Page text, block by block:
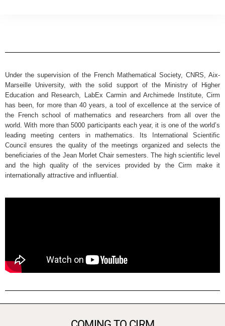
Under the supervision of the French Mathematical Society, CNRS, Aix-
Marseille University, with the solid support of the Ministry of Higher
Education and Research, LabEx Carmin and Archimede Institute, Cirm
has been, for more than 40 years, a tool of excellence at the service of
the French school of mathematics and researchers from all over the
world. With more than 5000 participants each year, it is one of the world’s
leading meeting centers in mathematics. Its International Scientific
Council ensures the quality of the meetings organized and selects the
beneficiaries of the Jean Morlet Chair semesters. The high scientific level
and the high quality of the services provided by the Cirm make it
internationally attractive and influential.